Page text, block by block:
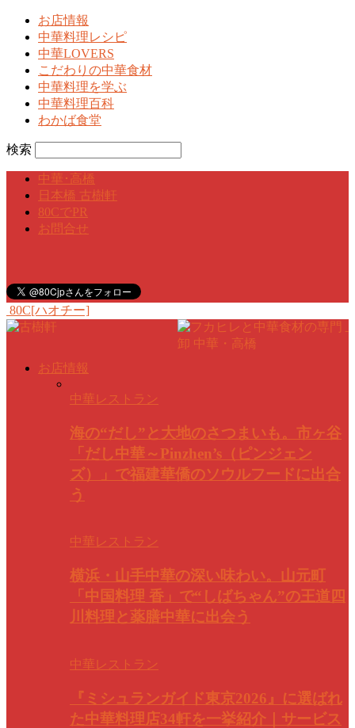
お店情報
中華料理レシピ
中華LOVERS
こだわりの中華食材
中華料理を学ぶ
中華料理百科
わかば食堂
検索
中華･高橋
日本橋 古樹軒
80CでPR
お問合せ
80C[ハオチー]
お店情報
中華レストラン
海の“だし”と大地のさつまいも。市ヶ谷
「だし中華～Pinzhen’s（ピンジェン
ズ）」で福建華僑のソウルフードに出合
う
中華レストラン
横浜・山手中華の深い味わい。山元町
「中国料理 香」で“しばちゃん”の王道四
川料理と薬膳中華に出会う
中華レストラン
『ミシュランガイド東京2026』に選ばれ
た中華料理店34軒を一挙紹介｜サービス